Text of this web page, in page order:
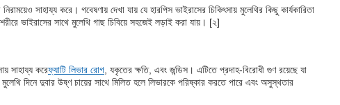
সাহায্য করে। গবেষণায় দেখা যায় যে হারপিস ভাইরাসের চিকিৎসায় মুলেথির কিছু কার্যকারিতা
ভাইরাসের সাথে মুলেথি গাছ চিবিয়ে সহজেই লড়াই করা যায়। [২]
সাহায্য করেফ্যাটি লিভার রোগ, যকৃতের ক্ষতি, এবং জন্ডিস। এটিতে প্রদাহ-বিরোধী গুণ রয়েছে যা
দিনে দুবার উষ্ণ চায়ের সাথে মিলিত হলে লিভারকে পরিষ্কার করতে পারে এবং অসুস্থতার